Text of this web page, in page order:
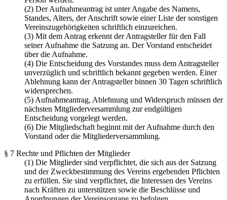
(2) Der Aufnahmeantrag ist unter Angabe des Namens,
Standes, Alters, der Anschrift sowie einer Liste der sonstigen
Vereinszugehörigkeiten schriftlich einzureichen.
(3) Mit dem Antrag erkennt der Antragsteller für den Fall
seiner Aufnahme die Satzung an. Der Vorstand entscheidet
über die Aufnahme.
(4) Die Entscheidung des Vorstandes muss dem Antragsteller
unverzüglich und schriftlich bekannt gegeben werden. Einer
Ablehnung kann der Antragsteller binnen 30 Tagen schriftlich
widersprechen.
(5) Aufnahmeantrag, Ablehnung und Widerspruch müssen der
nächsten Mitgliederversammlung zur endgültigen
Entscheidung vorgelegt werden.
(6) Die Mitgliedschaft beginnt mit der Aufnahme durch den
Vorstand oder die Mitgliederversammlung.
§ 7 Rechte und Pflichten der Mitglieder
(1) Die Mitglieder sind verpflichtet, die sich aus der Satzung
und der Zweckbestimmung des Vereins ergebenden Pflichten
zu erfüllen. Sie sind verpflichtet, die Interessen des Vereins
nach Kräften zu unterstützen sowie die Beschlüsse und